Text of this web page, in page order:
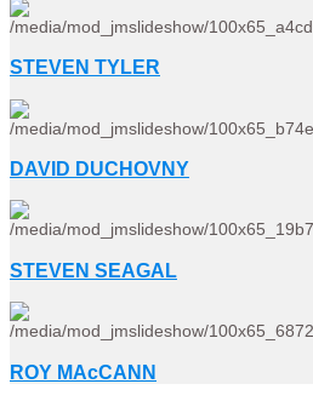
STEVEN TYLER
DAVID DUCHOVNY
STEVEN SEAGAL
ROY MAcCANN